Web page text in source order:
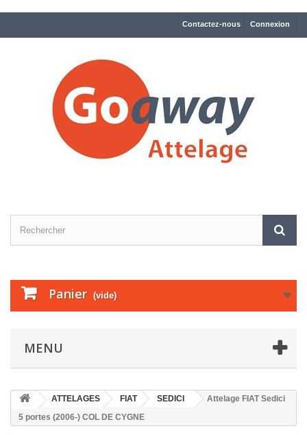
Connexion
Contactez-nous
Panier (vide)
MENU
ATTELAGES FIAT SEDICI
Attelage FIAT Sedici
5 portes (2006-) COL DE CYGNE